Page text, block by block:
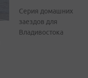
Серия домашних
заездов для
Владивостока